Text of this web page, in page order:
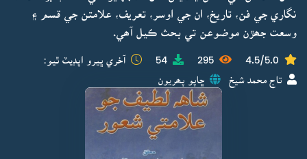
نگاري جي فن، تاريخ، ان جي اوسر، تعريف، علامتن جي قسم ۽
وسعت جھڙن موضوعن تي بحث ڪيل آھي.
4.5/5.0
295
54 آخري ڀيرو اپڊيٽ ٿيو:
تاج محمد شيخ ڇاپو پھريون